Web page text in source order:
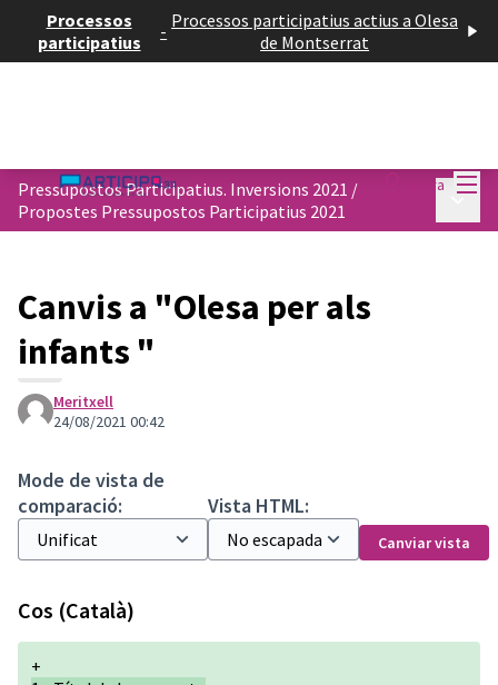
Processos
participatius
- Processos participatius actius a Olesa
de Montserrat
Entra
Pressupostos Participatius. Inversions 2021 /
Propostes Pressupostos Participatius 2021
Canvis a "Olesa per als
infants "
Meritxell
24/08/2021 00:42
Mode de vista de
comparació:
Vista HTML:
Canviar vista
Cos (Català)
+